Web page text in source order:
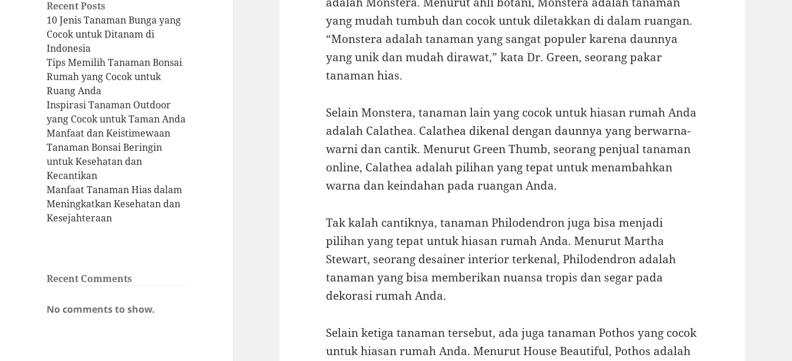
Recent Posts
10 Jenis Tanaman Bunga yang
Cocok untuk Ditanam di
Indonesia
Tips Memilih Tanaman Bonsai
Rumah yang Cocok untuk
Ruang Anda
Inspirasi Tanaman Outdoor
yang Cocok untuk Taman Anda
Manfaat dan Keistimewaan
Tanaman Bonsai Beringin
untuk Kesehatan dan
Kecantikan
Manfaat Tanaman Hias dalam
Meningkatkan Kesehatan dan
Kesejahteraan
Recent Comments
No comments to show.
yang mudah tumbuh dan cocok untuk diletakkan di dalam ruangan.
“Monstera adalah tanaman yang sangat populer karena daunnya
yang unik dan mudah dirawat,” kata Dr. Green, seorang pakar
tanaman hias.
Selain Monstera, tanaman lain yang cocok untuk hiasan rumah Anda
adalah Calathea. Calathea dikenal dengan daunnya yang berwarna-
warni dan cantik. Menurut Green Thumb, seorang penjual tanaman
online, Calathea adalah pilihan yang tepat untuk menambahkan
warna dan keindahan pada ruangan Anda.
Tak kalah cantiknya, tanaman Philodendron juga bisa menjadi
pilihan yang tepat untuk hiasan rumah Anda. Menurut Martha
Stewart, seorang desainer interior terkenal, Philodendron adalah
tanaman yang bisa memberikan nuansa tropis dan segar pada
dekorasi rumah Anda.
Selain ketiga tanaman tersebut, ada juga tanaman Pothos yang cocok
untuk hiasan rumah Anda. Menurut House Beautiful, Pothos adalah